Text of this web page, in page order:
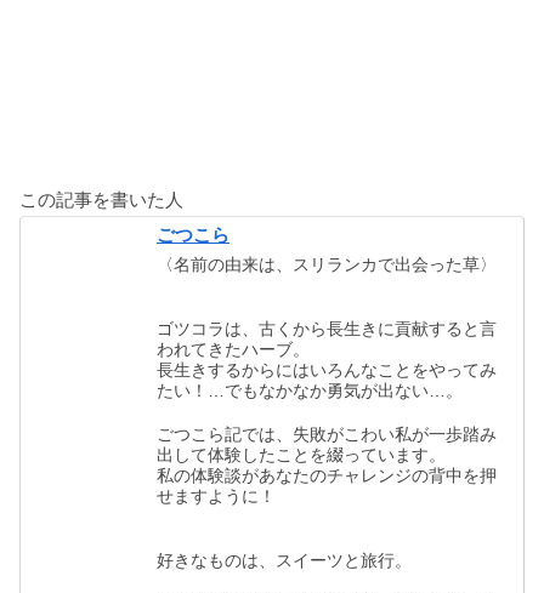
この記事を書いた人
ごつこら
〈名前の由来は、スリランカで出会った草〉
ゴツコラは、古くから長生きに貢献すると言
われてきたハーブ。
長生きするからにはいろんなことをやってみ
たい！…でもなかなか勇気が出ない…。
ごつこら記では、失敗がこわい私が一歩踏み
出して体験したことを綴っています。
私の体験談があなたのチャレンジの背中を押
せますように！
好きなものは、スイーツと旅行。